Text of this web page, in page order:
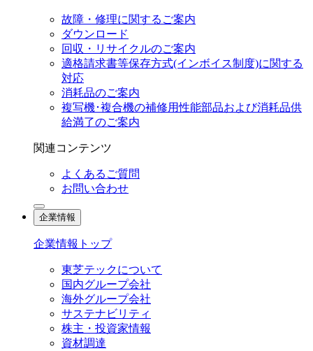
故障・修理に関するご案内
ダウンロード
回収・リサイクルのご案内
適格請求書等保存方式(インボイス制度)に関する
対応
消耗品のご案内
複写機･複合機の補修用性能部品および消耗品供
給満了のご案内
関連コンテンツ
よくあるご質問
お問い合わせ
企業情報
企業情報トップ
東芝テックについて
国内グループ会社
海外グループ会社
サステナビリティ
株主・投資家情報
資材調達